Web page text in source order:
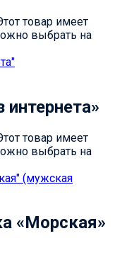
товар имеет
выбрать на
товар имеет
выбрать на
«Морская»